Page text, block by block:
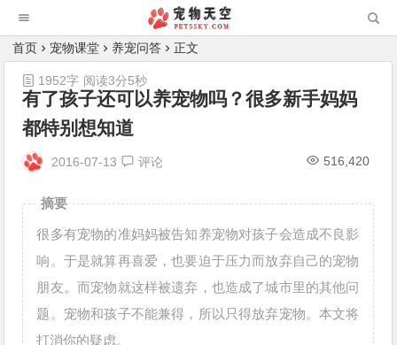
首页 宠物课堂 养宠问答 正文
有了孩子还可以养宠物吗？很多新手妈妈
都特别想知道
2016-07-13 评论 516,420
1952字 阅读3分5秒
摘要
很多有宠物的准妈妈被告知养宠物对孩子会造成不良影
响。于是就算再喜爱，也要迫于压力而放弃自己的宠物
朋友。而宠物就这样被遗弃，也造成了城市里的其他问
题。宠物和孩子不能兼得，所以只得放弃宠物。本文将
打消你的疑虑。